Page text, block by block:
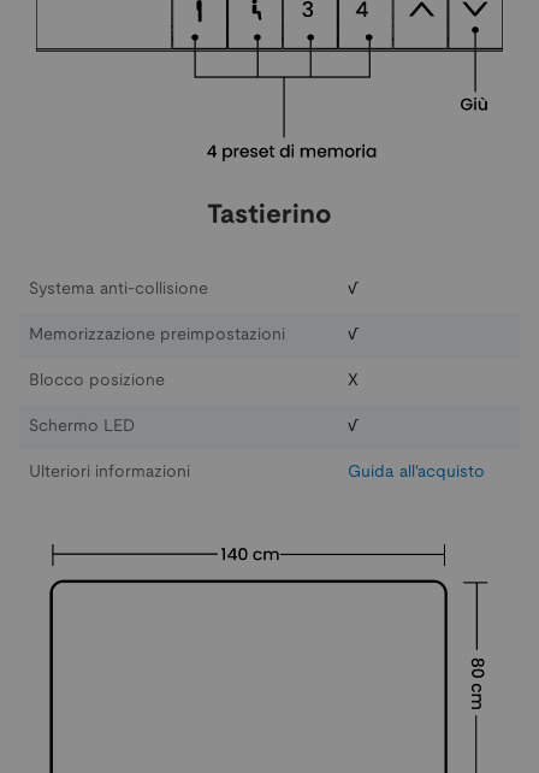
Tastierino
Systema anti-collisione √
Memorizzazione preimpostazioni √
Blocco posizione X
Schermo LED √
Ulteriori informazioni Guida all'acquisto